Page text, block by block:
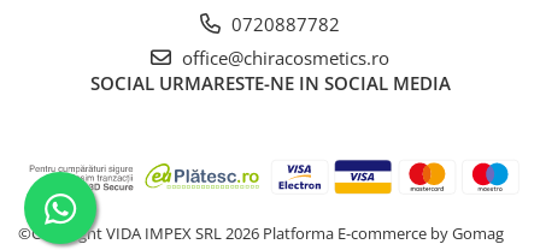
0720887782
office@chiracosmetics.ro
SOCIAL URMARESTE-NE IN SOCIAL MEDIA
©Copyright VIDA IMPEX SRL 2026 Platforma E-commerce by Gomag